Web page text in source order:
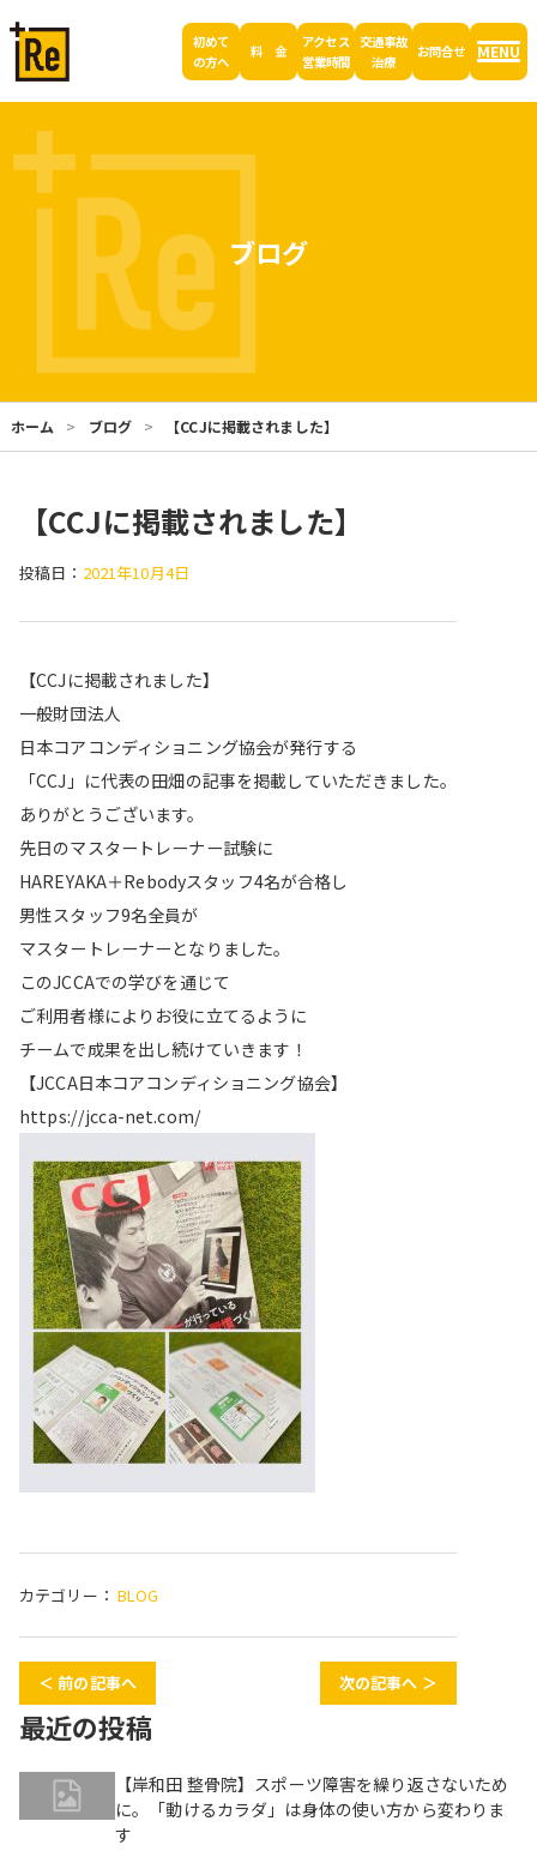
初めて
の方へ
料 金
アクセス
営業時間
交通事故
治療
お問合せ MENU
ブログ
ホーム ブログ 【CCJに掲載されました】
【CCJに掲載されました】
投稿日： 2021年10月4日
【CCJに掲載されました】
一般財団法人
日本コアコンディショニング協会が発行する
「CCJ」に代表の田畑の記事を掲載していただきました。
ありがとうございます。
先日のマスタートレーナー試験に
HAREYAKA＋Rebodyスタッフ4名が合格し
男性スタッフ9名全員が
マスタートレーナーとなりました。
このJCCAでの学びを通じて
ご利用者様によりお役に立てるように
チームで成果を出し続けていきます！
【JCCA日本コアコンディショニング協会】
https://jcca-net.com/
カテゴリー： BLOG
＜ 前の記事へ 次の記事へ ＞
最近の投稿
【岸和田 整骨院】スポーツ障害を繰り返さないため
に。「動けるカラダ」は身体の使い方から変わりま
す